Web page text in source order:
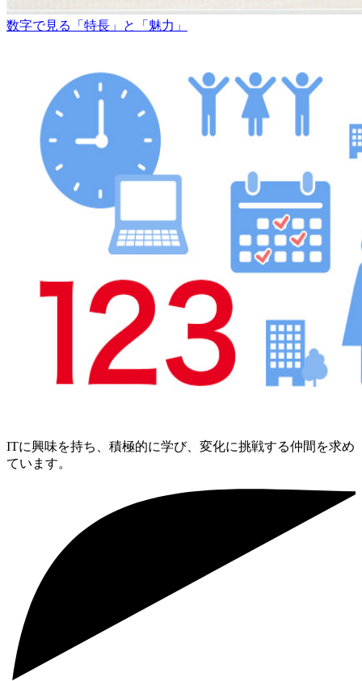
数字で見る「特長」と「魅力」
ITに興味を持ち、積極的に学び、変化に挑戦する仲間を求め
ています。